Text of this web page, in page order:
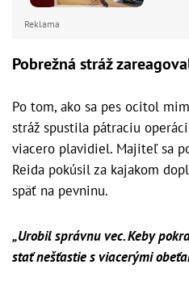
Reklama
Pobrežná stráž
Po tom, ako sa pes ocitol
stráž spustila pátraciu
viacero plavidiel. Majiteľ sa
Reida pokúsil za kajakom
späť na pevninu.
„Urobil správnu vec. Keby
stať nešťastie s viacerými